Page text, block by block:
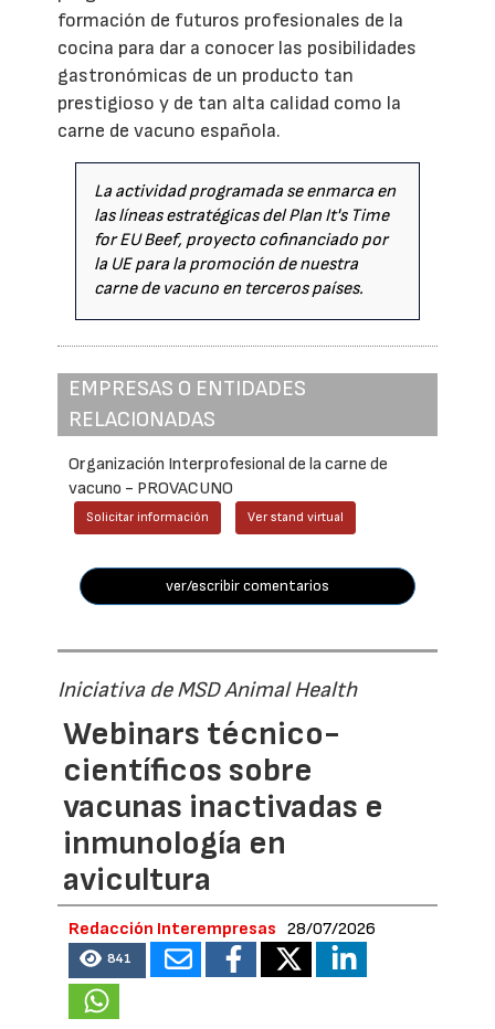
formación de futuros profesionales de la
cocina para dar a conocer las posibilidades
gastronómicas de un producto tan
prestigioso y de tan alta calidad como la
carne de vacuno española.
La actividad programada se enmarca en
las líneas estratégicas del Plan It's Time
for EU Beef, proyecto cofinanciado por
la UE para la promoción de nuestra
carne de vacuno en terceros países.
EMPRESAS O ENTIDADES
RELACIONADAS
Organización Interprofesional de la carne de
vacuno - PROVACUNO
Solicitar información Ver stand virtual
ver/escribir comentarios
Iniciativa de MSD Animal Health
Webinars técnico-
científicos sobre
vacunas inactivadas e
inmunología en
avicultura
Redacción Interempresas 28/07/2026
841